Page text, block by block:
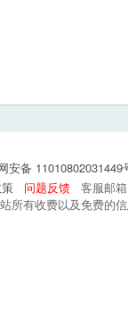
安备
问题反馈
客服邮
有收费以及免费的